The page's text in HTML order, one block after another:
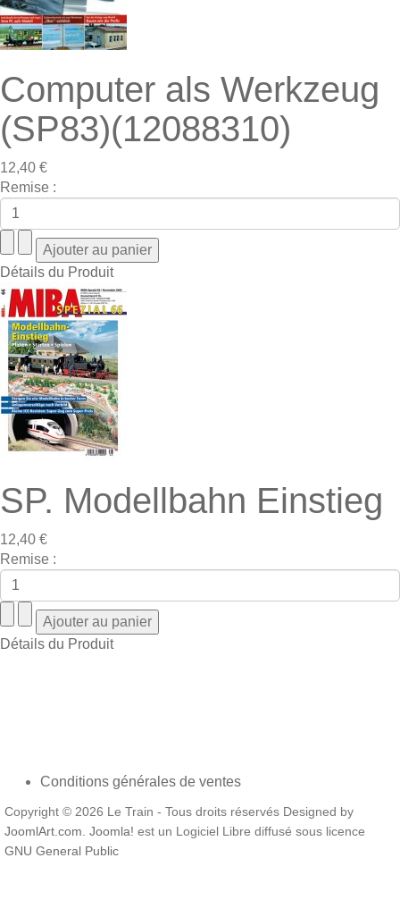
Computer als Werkzeug
(SP83)(12088310)
12,40 €
Remise :
Détails du Produit
SP. Modellbahn Einstieg
12,40 €
Remise :
Détails du Produit
Conditions générales de ventes
Copyright © 2026 Le Train - Tous droits réservés Designed by
JoomlArt.com. Joomla! est un Logiciel Libre diffusé sous licence
GNU General Public